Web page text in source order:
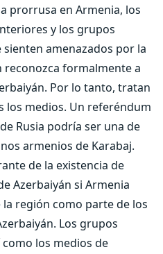
prorrusa en Armenia, los
y los grupos
amenazados por la
reconozca formalmente a
Por lo tanto, tratan
los medios. Un referéndum
Rusia podría ser una de
armenios de Karabaj.
de la existencia de
Azerbaiyán si Armenia
región como parte de los
Los grupos
los medios de